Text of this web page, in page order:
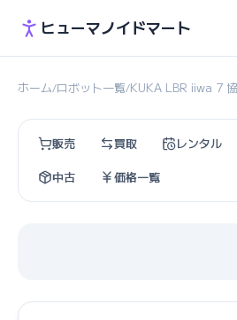
ヒューマノイドマート
ホーム/ロボット一覧/KUKA LBR iiwa 7
販売 買取 レンタル
中古
価格一覧